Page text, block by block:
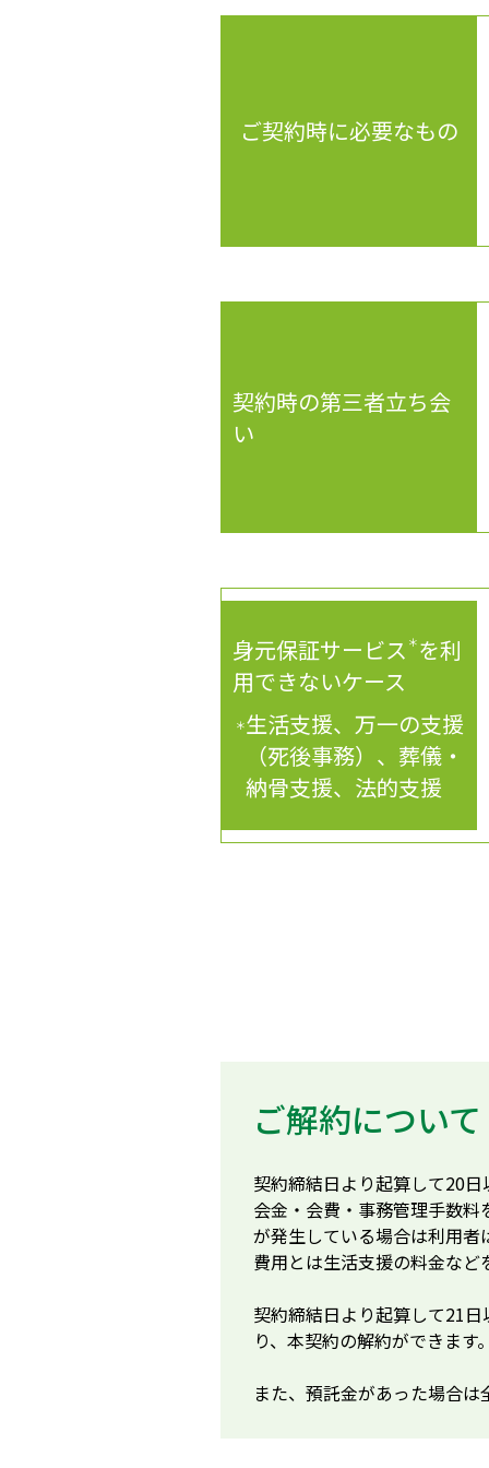
ご契約時に必要なもの
契約時の第三者立ち会
い
身元保証サービス ＊ を利
用できないケース
＊生活支援、万一の支援
（死後事務）、葬儀・
納骨支援、法的支援
ご解約について
契約締結日より起算して20
会金・会費・事務管理手数
が発生している場合は利用
費用とは生活支援の料金など
契約締結日より起算して21
り、本契約の解約ができま
また、預託金があった場合は